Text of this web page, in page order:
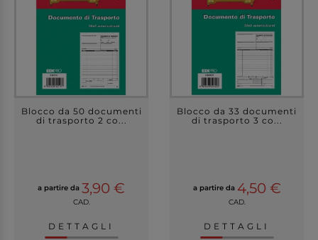
Blocco da 50 documenti
di trasporto 2 co...
a partire da 3,90 €
CAD.
DETTAGLI
Blocco da 33 documenti
di trasporto 3 co...
a partire da 4,50 €
CAD.
DETTAGLI